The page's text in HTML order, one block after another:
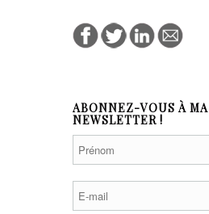
ABONNEZ-VOUS À MA
NEWSLETTER !